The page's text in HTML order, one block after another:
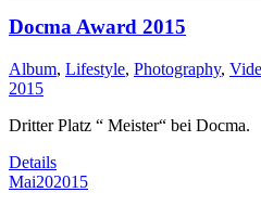
Docma Award 2015
Album, Lifestyle, Photography,
2015
Dritter Platz “ Meister“ bei Docma.
Details
Mai202015